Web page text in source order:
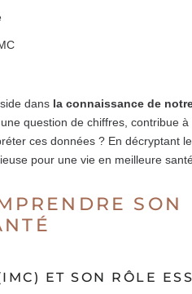
dans la connaissance de
question de chiffres, contribue
ces données ? En décryptant
pour une vie en meilleure
SON
ET SON RÔLE